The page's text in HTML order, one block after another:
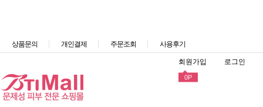
상품문의 개인결제 주문조회 사용후기
회원가입
0P
로그인